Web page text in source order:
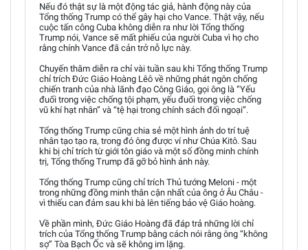
Nếu đó thật sự là một động tác giả, hành động này của
Tổng thống Trump có thể gây hại cho Vance. Thật vậy, nếu
cuộc tấn công Cuba không diễn ra như lời Tổng thống
Trump nói, Vance sẽ mất phiếu của người Cuba vì họ cho
rằng chính Vance đã cản trở nỗ lực này.
Chuyến thăm diễn ra chỉ vài tuần sau khi Tổng thống Trump
chỉ trích Đức Giáo Hoàng Lêô về những phát ngôn chống
chiến tranh của nhà lãnh đạo Công Giáo, gọi ông là “Yếu
đuối trong việc chống tội phạm, yếu đuối trong việc chống
vũ khí hạt nhân” và “tệ hại trong chính sách đối ngoại”.
Tổng thống Trump cũng chia sẻ một hình ảnh do trí tuệ
nhân tạo tạo ra, trong đó ông được ví như Chúa Kitô. Sau
khi bị chỉ trích từ giới tôn giáo và một số đồng minh chính
trị, Tổng thống Trump đã gỡ bỏ hình ảnh này.
Tổng thống Trump cũng chỉ trích Thủ tướng Meloni - một
trong những đồng minh thân cận nhất của ông ở Âu Châu -
vì thiếu can đảm sau khi bà lên tiếng bảo vệ Giáo hoàng.
Về phần mình, Đức Giáo Hoàng đã đáp trả những lời chỉ
trích của Tổng thống Trump bằng cách nói rằng ông “không
sợ” Tòa Bạch Ốc và sẽ không im lặng.